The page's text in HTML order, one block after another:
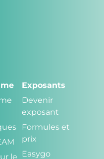
le
Exposants
Devenir
exposant
Formules et
prix
Easygo